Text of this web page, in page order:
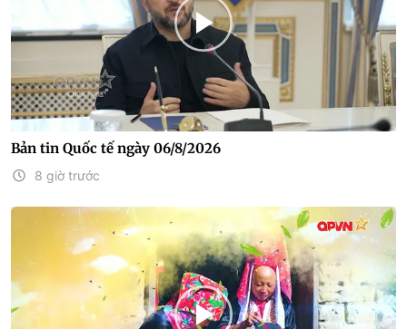
Bản tin Quốc tế ngày 06/8/2026
8 giờ trước